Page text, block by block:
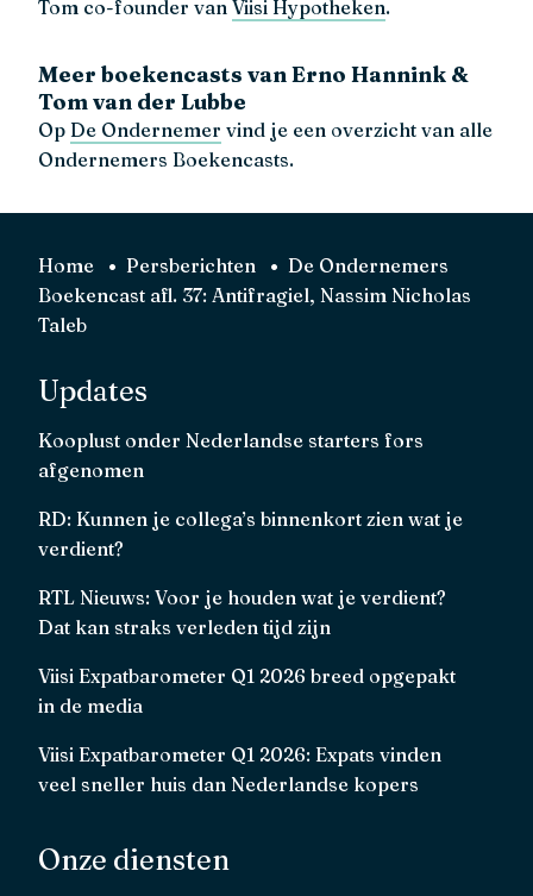
Tom co-founder van Viisi Hypotheken.
Meer boekencasts van Erno Hannink &
Tom van der Lubbe
Op De Ondernemer vind je een overzicht van alle
Ondernemers Boekencasts.
Home Persberichten
De Ondernemers
Boekencast afl. 37: Antifragiel, Nassim Nicholas
Taleb
Updates
Kooplust onder Nederlandse starters fors
afgenomen
RD: Kunnen je collega’s binnenkort zien wat je
verdient?
RTL Nieuws: Voor je houden wat je verdient?
Dat kan straks verleden tijd zijn
Viisi Expatbarometer Q1 2026 breed opgepakt
in de media
Viisi Expatbarometer Q1 2026: Expats vinden
veel sneller huis dan Nederlandse kopers
Onze diensten